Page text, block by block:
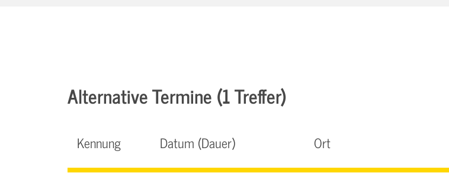
Alternative Termine (1 Treffer)
Kennung Datum (Dauer) Ort